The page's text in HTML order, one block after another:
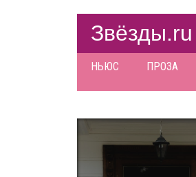
Звёзды.ru
НЬЮС ПРОЗА